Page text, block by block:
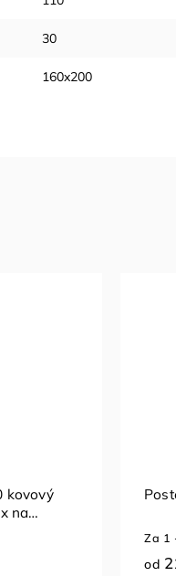
30
160x200
kovový
na
Za 1
od